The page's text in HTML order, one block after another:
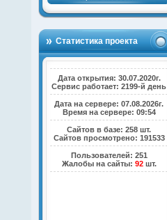
Статистика проекта
Дата открытия: 30.07.2020г.
Сервис работает: 2199-й день
Дата на сервере: 07.08.2026г.
Время на сервере: 09:54
Сайтов в базе: 258 шт.
Сайтов просмотрено: 191533
Пользователей: 251
Жалобы на сайты: 92шт.